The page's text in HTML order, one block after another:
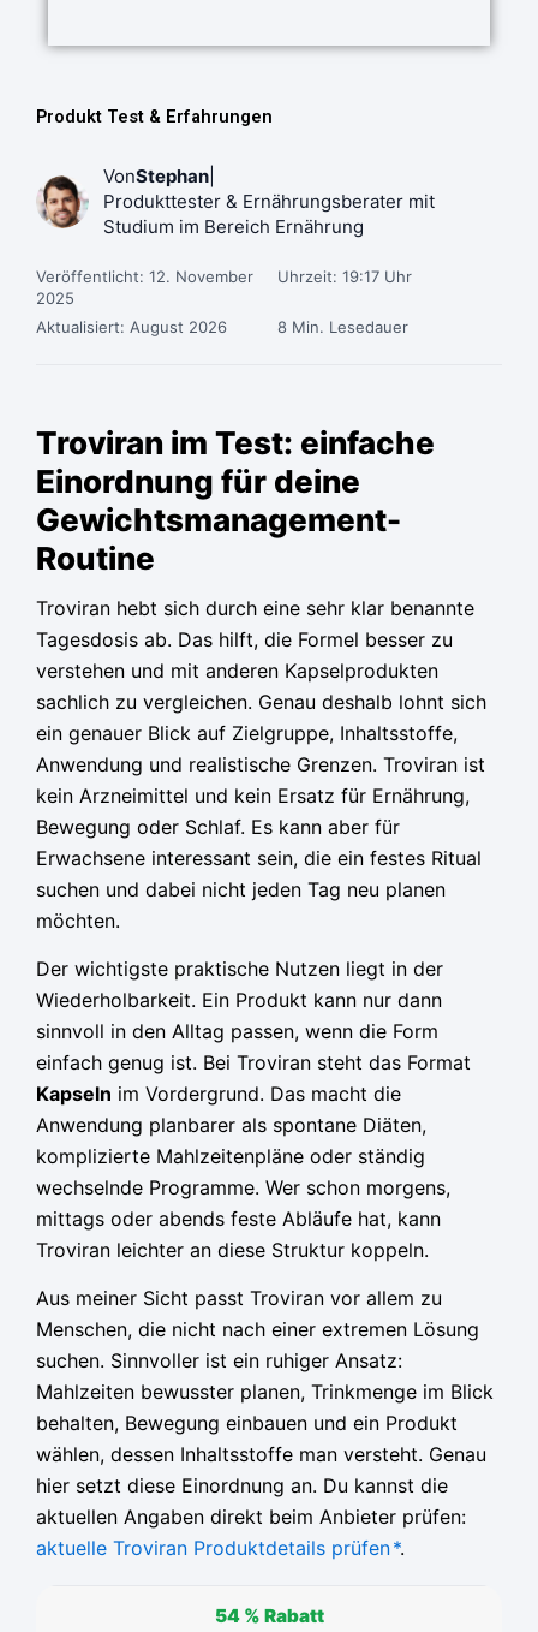
Produkt Test & Erfahrungen
VonStephan
Produkttester & Ernährungsberater mit
Studium im Bereich Ernährung
Veröffentlicht: 12. November
2025
Uhrzeit: 19:17 Uhr
Aktualisiert: August 2026 8 Min. Lesedauer
Troviran im Test: einfache
Einordnung für deine
Gewichtsmanagement-
Routine
Troviran hebt sich durch eine sehr klar benannte
Tagesdosis ab. Das hilft, die Formel besser zu
verstehen und mit anderen Kapselprodukten
sachlich zu vergleichen. Genau deshalb lohnt sich
ein genauer Blick auf Zielgruppe, Inhaltsstoffe,
Anwendung und realistische Grenzen. Troviran ist
kein Arzneimittel und kein Ersatz für Ernährung,
Bewegung oder Schlaf. Es kann aber für
Erwachsene interessant sein, die ein festes Ritual
suchen und dabei nicht jeden Tag neu planen
möchten.
Der wichtigste praktische Nutzen liegt in der
Wiederholbarkeit. Ein Produkt kann nur dann
sinnvoll in den Alltag passen, wenn die Form
einfach genug ist. Bei Troviran steht das Format
Kapseln im Vordergrund. Das macht die
Anwendung planbarer als spontane Diäten,
komplizierte Mahlzeitenpläne oder ständig
wechselnde Programme. Wer schon morgens,
mittags oder abends feste Abläufe hat, kann
Troviran leichter an diese Struktur koppeln.
Aus meiner Sicht passt Troviran vor allem zu
Menschen, die nicht nach einer extremen Lösung
suchen. Sinnvoller ist ein ruhiger Ansatz:
Mahlzeiten bewusster planen, Trinkmenge im Blick
behalten, Bewegung einbauen und ein Produkt
wählen, dessen Inhaltsstoffe man versteht. Genau
hier setzt diese Einordnung an. Du kannst die
aktuellen Angaben direkt beim Anbieter prüfen:
aktuelle Troviran Produktdetails prüfen*.
54 % Rabatt
Preis
war:
79,95 €
Preis
ist:
36,65 €.
Preis
war:
79,95 €
Preis
ist:
36,65 €.
Preis
war:
79,95 €
Preis
ist:
36,65 €.